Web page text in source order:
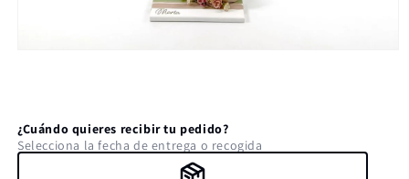
una
ventana
modal
¿Cuándo quieres recibir tu pedido?
Selecciona la fecha de entrega o recogida